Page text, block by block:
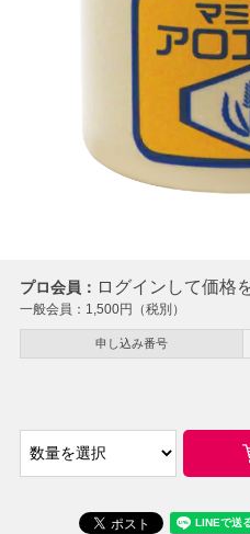
プロ会員： ログインして価格
一般会員： 1,500円（税別）
申し込み番号